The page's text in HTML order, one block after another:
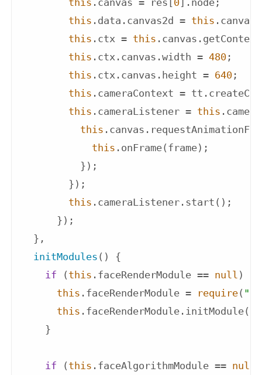
this .canvas = res[ 0 ].node;
this .data.canvas2d = this .canvas;
this .ctx = this
this .ctx.canvas.width = 480 ;
this .ctx.canvas.height = 640 ;
this .cameraContext =
this .cameraListener = this
this
this .onFrame(frame);
          });
        });
this .cameraListener.start();
      });
  },
initModules ( )
{
if ( this .faceRenderModule == null ) {
this .faceRenderModule = require( "./
this .faceRenderModule.initModule(
    }
if ( this .faceAlgorithmModule == null